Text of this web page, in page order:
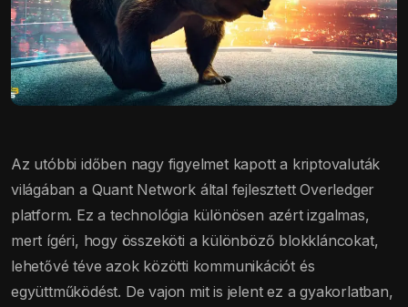
Az utóbbi időben nagy figyelmet kapott a kriptovaluták
világában a Quant Network által fejlesztett Overledger
platform. Ez a technológia különösen azért izgalmas,
mert ígéri, hogy összeköti a különböző blokkláncokat,
lehetővé téve azok közötti kommunikációt és
együttműködést. De vajon mit is jelent ez a gyakorlatban,